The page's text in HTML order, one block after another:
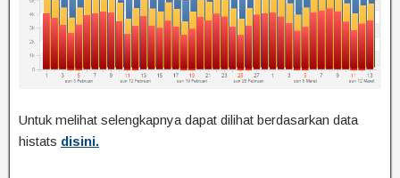
Untuk melihat selengkapnya dapat dilihat berdasarkan data
histats disini.